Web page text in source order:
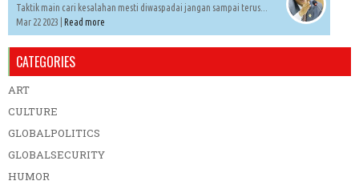
Taktik main cari kesalahan mesti diwaspadai jangan sampai terus...
Mar 22 2023 | Read more
CATEGORIES
ART
CULTURE
GLOBALPOLITICS
GLOBALSECURITY
HUMOR